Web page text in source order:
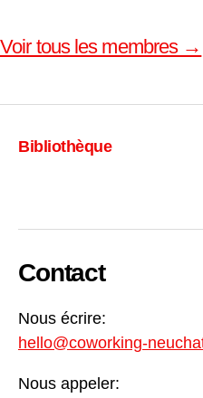
Voir tous les membres →
Bibliothèque
Contact
Nous écrire:
hello@coworking-
Nous appeler: